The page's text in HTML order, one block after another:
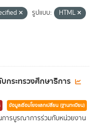
รูปแบบ:
HTML
กระทรวงศึกษาธิการ
ข้อมูลเชื่อมโยงแลกเปลี่ยน (ฐานทะเบียน)
ารบูรณาการร่วมกับหน่วยงาน